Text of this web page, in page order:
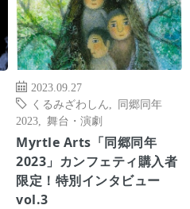
2023.09.27
くるみざわしん
同郷同年
2023
舞台・演劇
Myrtle Arts「同郷同年
2023」カンフェティ購入者
限定！特別インタビュー
vol.3